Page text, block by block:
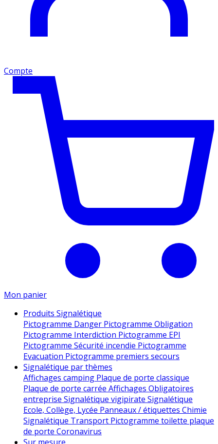
Compte
Mon panier
Produits Signalétique
Pictogramme Danger Pictogramme Obligation
Pictogramme Interdiction Pictogramme EPI
Pictogramme Sécurité incendie Pictogramme
Evacuation Pictogramme premiers secours
Signalétique par thèmes
Affichages camping Plaque de porte classique
Plaque de porte carrée Affichages Obligatoires
entreprise Signalétique vigipirate Signalétique
Ecole, Collège, Lycée Panneaux / étiquettes Chimie
Signalétique Transport Pictogramme toilette plaque
de porte Coronavirus